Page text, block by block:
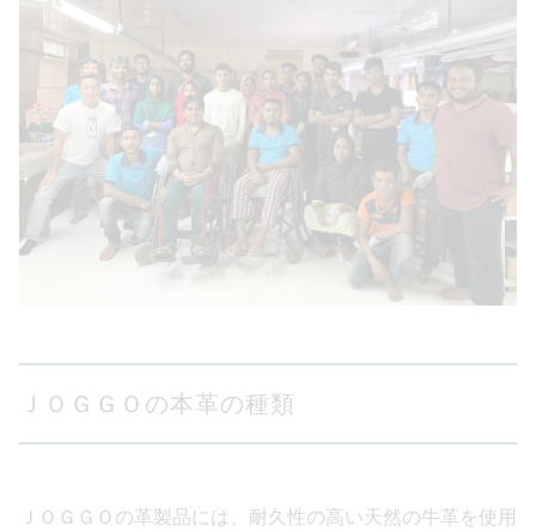
ＪＯＧＧＯの本革の種類
ＪＯＧＧＯの革製品には、耐久性の高い天然の牛革を使用